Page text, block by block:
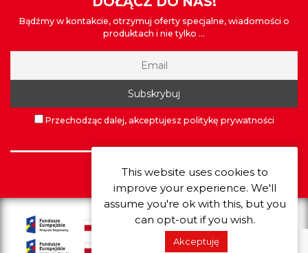
Bądźmy w kontakcie, otrzymuj oferty specjalne, wiadomości o
produktach i nie tylko ...
Przechodząc dalej, akceptujesz politykę prywatności
Extrawheel2026
This website uses cookies to
improve your experience. We'll
assume you're ok with this, but you
can opt-out if you wish.
Akceptuję